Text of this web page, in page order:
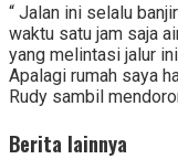
“ Jalan ini selalu
waktu satu jam saja
yang melintasi jalur
Apalagi rumah saya
Rudy sambil
Berita lainnya